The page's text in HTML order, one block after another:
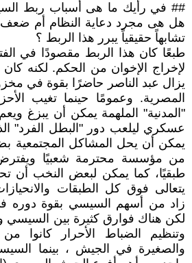
## في رأيك ما هى أسباب ربط
هل هى مجرد دعاية النظام أم ضعف
تشابهاً حقيقياً يبرر هذا الربط ؟
طبعًا كان هذا الربط مقصودًا في
لإخراج الإخوان من الحكم. لكنه كان
يزال عبد الناصر حاضرًا بقوة في
المصرية. وعمومًا حينما تغيب
"المدنية" الملهمة يمكن أن يبزغ
عسكري ليلعب دور "البطل الفرد"
يمكن أن يحل المشاكل المجتمعية
من مؤسسة محترمة شعبيًا ويفترض
طبقيًا، كما يمكن لبعض النخب أن
يتعالى فوق كل الطبقات
زاد من أسهم السيسي بقوة دوره
لكن هناك فوارق كثيرة بين السيسي
وتنظيم الضباط الأحرار كانوا
والصغيرة في الجيش ، بينما